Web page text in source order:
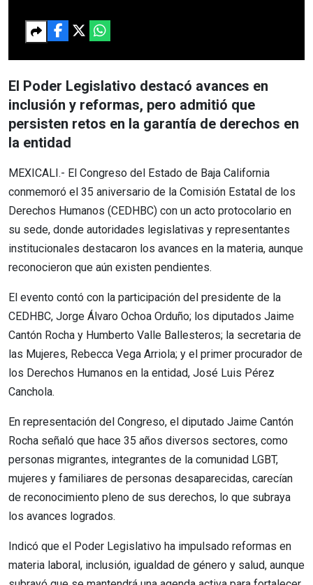
El Poder Legislativo destacó avances en
inclusión y reformas, pero admitió que
persisten retos en la garantía de derechos en
la entidad
MEXICALI.- El Congreso del Estado de Baja California
conmemoró el 35 aniversario de la Comisión Estatal de los
Derechos Humanos (CEDHBC) con un acto protocolario en
su sede, donde autoridades legislativas y representantes
institucionales destacaron los avances en la materia, aunque
reconocieron que aún existen pendientes.
El evento contó con la participación del presidente de la
CEDHBC, Jorge Álvaro Ochoa Orduño; los diputados Jaime
Cantón Rocha y Humberto Valle Ballesteros; la secretaria de
las Mujeres, Rebecca Vega Arriola; y el primer procurador de
los Derechos Humanos en la entidad, José Luis Pérez
Canchola.
En representación del Congreso, el diputado Jaime Cantón
Rocha señaló que hace 35 años diversos sectores, como
personas migrantes, integrantes de la comunidad LGBT,
mujeres y familiares de personas desaparecidas, carecían
de reconocimiento pleno de sus derechos, lo que subraya
los avances logrados.
Indicó que el Poder Legislativo ha impulsado reformas en
materia laboral, inclusión, igualdad de género y salud, aunque